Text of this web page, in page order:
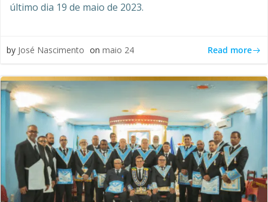
último dia 19 de maio de 2023.
by José Nascimento on maio 24 Read more